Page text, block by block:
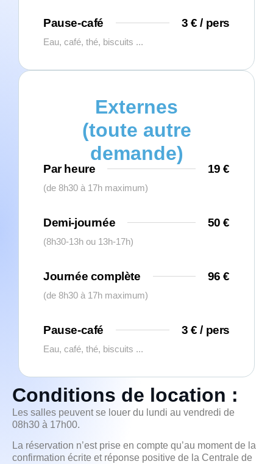
Pause-café 3 € / pers
Eau, café, thé, biscuits ...
Externes
(toute autre
demande)
Par heure 19 €
(de 8h30 à 17h maximum)
Demi-journée 50 €
(8h30-13h ou 13h-17h)
Journée complète 96 €
(de 8h30 à 17h maximum)
Pause-café 3 € / pers
Eau, café, thé, biscuits ...
Conditions de location :
Les salles peuvent se louer du lundi au vendredi de
08h30 à 17h00.
La réservation n’est prise en compte qu’au moment de la
confirmation écrite et réponse positive de la Centrale de